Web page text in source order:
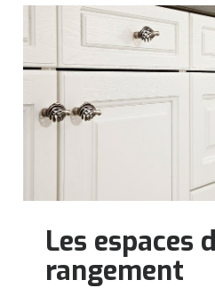
Les espaces
rangement